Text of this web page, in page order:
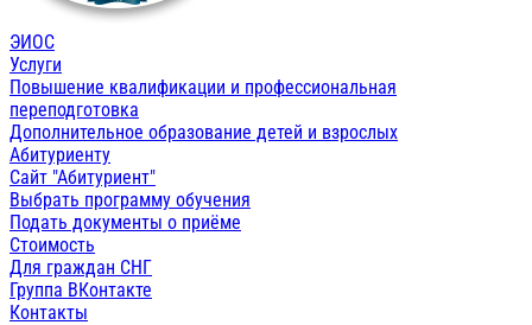
ЭИОС
Услуги
Повышение квалификации и профессиональная
переподготовка
Дополнительное образование детей и взрослых
Абитуриенту
Сайт "Абитуриент"
Выбрать программу обучения
Подать документы о приёме
Стоимость
Для граждан СНГ
Группа ВКонтакте
Контакты